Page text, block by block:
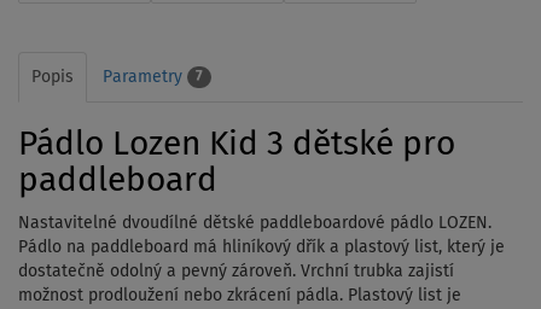
Popis Parametry 7
Pádlo Lozen Kid 3 dětské pro
paddleboard
Nastavitelné dvoudílné dětské paddleboardové pádlo LOZEN.
Pádlo na paddleboard má hliníkový dřík a plastový list, který je
dostatečně odolný a pevný zároveň. Vrchní trubka zajistí
možnost prodloužení nebo zkrácení pádla. Plastový list je